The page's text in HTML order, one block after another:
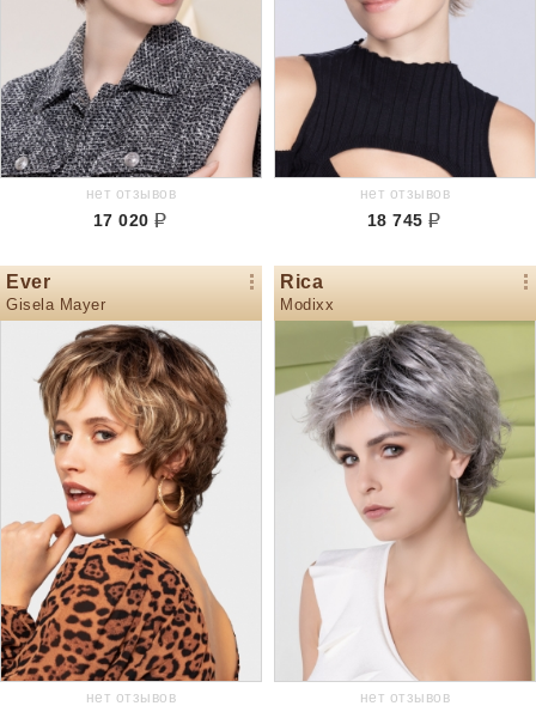
нет отзывов
17 020
нет отзывов
18 745
Ever
Gisela Mayer
нет отзывов
Rica
Modixx
нет отзывов